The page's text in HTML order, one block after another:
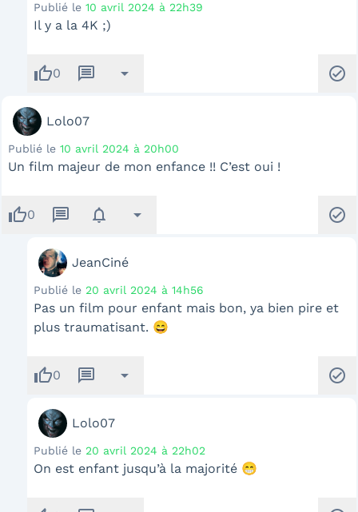
Publié le 10 avril 2024 à 22h39
Il y a la 4K ;)
thumb_up0 message arrow_drop_down check_circle
Lolo07
Publié le 10 avril 2024 à 20h00
Un film majeur de mon enfance !! C’est oui !
thumb_up0 message notifications arrow_drop_down check_circle
JeanCiné
Publié le 20 avril 2024 à 14h56
Pas un film pour enfant mais bon, ya bien pire et
plus traumatisant. 😄
thumb_up0 message arrow_drop_down check_circle
Lolo07
Publié le 20 avril 2024 à 22h02
On est enfant jusqu’à la majorité 😁